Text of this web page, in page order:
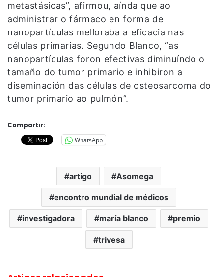
metastásicas”, afirmou, aínda que ao
administrar o fármaco en forma de
nanopartículas melloraba a eficacia nas
células primarias. Segundo Blanco, “as
nanopartículas foron efectivas diminuíndo o
tamaño do tumor primario e inhibiron a
diseminación das células de osteosarcoma do
tumor primario ao pulmón”.
Compartir:
WhatsApp
artigo Asomega
encontro mundial de médicos
investigadora maría blanco premio
trivesa